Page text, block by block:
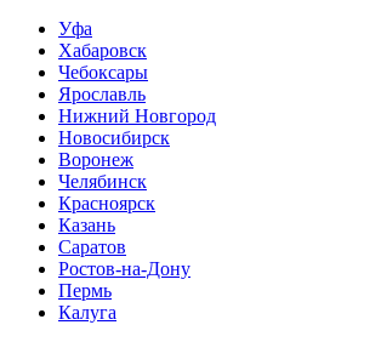
Уфа
Хабаровск
Чебоксары
Ярославль
Нижний Новгород
Новосибирск
Воронеж
Челябинск
Красноярск
Казань
Саратов
Ростов-на-Дону
Пермь
Калуга